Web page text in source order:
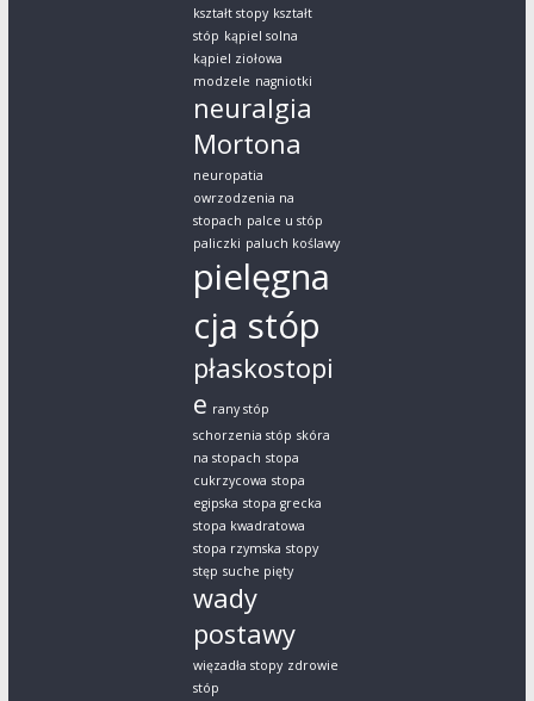
kształt stopy kształt
stóp kąpiel solna
kąpiel ziołowa
modzele nagniotki
neuralgia
Mortona
neuropatia
owrzodzenia na
stopach palce u stóp
paliczki paluch koślawy
pielęgna
cja stóp
płaskostopi
e rany stóp
schorzenia stóp skóra
na stopach stopa
cukrzycowa stopa
egipska stopa grecka
stopa kwadratowa
stopa rzymska stopy
stęp suche pięty
wady
postawy
więzadła stopy zdrowie
stóp